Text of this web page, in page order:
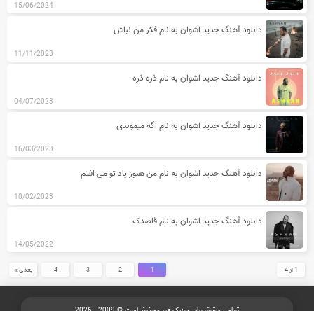
15/06/2024
دانلود آهنگ جدید اشوان به نام فکر من نباش
11/11/2023
دانلود آهنگ جدید اشوان به نام ذره ذره
04/07/2023
دانلود آهنگ جدید اشوان به نام اگه میموندی
16/03/2023
دانلود آهنگ جدید اشوان به نام من هنوز یاد تو می افتم
10/02/2023
دانلود آهنگ جدید اشوان به نام قاصدک
14/05/2022
1 از 4 1
2
3
4 بعدی »